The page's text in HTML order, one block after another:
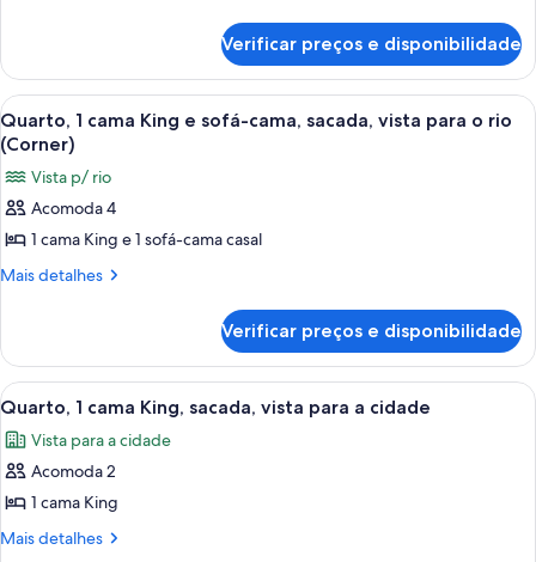
acessível,
vista
para
o
rio
(Corner,
Bathtub)
1
cama
King,
acessível,
vista
para
o
(Corner,
Bathtub)
Verificar preços e disponibilidade
Carrega
todas
as
fotos
de
Quarto,
1
e
sofá-
cama,
sacada,
vista
para
rio
Quarto de hotel com uma cama
5
Quarto, 1 cama King e sofá-cama, sacada, vista para o rio
(Corner)
Vista p/ rio
Acomoda 4
1 cama King e 1 sofá-cama casal
Mais detalhes
Mais
1
cama
King
sofá-
cama,
vista
para
Verificar preços e disponibilidade
Carrega
todas
as
fotos
de
Quarto,
Quarto de hotel com uma cama
6
Quarto, 1 cama King, sacada, vista para a cidade
Vista para a cidade
Acomoda 2
1 cama King
Mais detalhes
Mais